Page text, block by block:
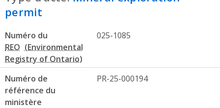
permit
Numéro du
REO
025-1085
Numéro de
référence du
ministère
PR-25-000194